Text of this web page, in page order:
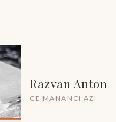
Razvan Anton
CE MANANCI AZI